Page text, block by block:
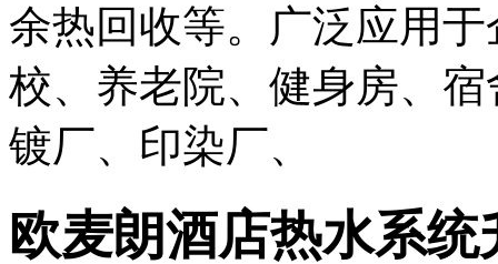
余热回收等。广泛应用
校、养老院、健身房、
镀厂、印染厂、
欧麦朗酒店热水系